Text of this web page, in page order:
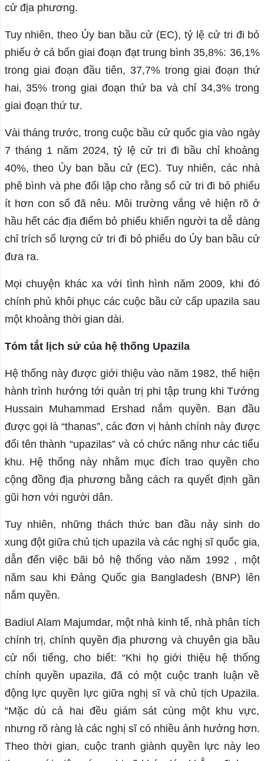
cử địa phương.
Tuy nhiên, theo Ủy ban bầu cử (EC), tỷ lệ cử tri đi bỏ
phiếu ở cả bốn giai đoạn đạt trung bình 35,8%: 36,1%
trong giai đoạn đầu tiên, 37,7% trong giai đoạn thứ
hai, 35% trong giai đoạn thứ ba và chỉ 34,3% trong
giai đoạn thứ tư.
Vài tháng trước, trong cuộc bầu cử quốc gia vào ngày
7 tháng 1 năm 2024, tỷ lệ cử tri đi bầu chỉ khoảng
40%, theo Ủy ban bầu cử (EC). Tuy nhiên, các nhà
phê bình và phe đối lập cho rằng số cử tri đi bỏ phiếu
ít hơn con số đã nêu. Môi trường vắng vẻ hiện rõ ở
hầu hết các địa điểm bỏ phiếu khiến người ta dễ dàng
chỉ trích số lượng cử tri đi bỏ phiếu do Ủy ban bầu cử
đưa ra.
Mọi chuyện khác xa với tình hình năm 2009, khi đó
chính phủ khôi phục các cuộc bầu cử cấp upazila sau
một khoảng thời gian dài.
Tóm tắt lịch sử của hệ thống Upazila
Hệ thống này được giới thiệu vào năm 1982, thể hiện
hành trình hướng tới quản trị phi tập trung khi Tướng
Hussain Muhammad Ershad nắm quyền. Ban đầu
được gọi là “thanas”, các đơn vị hành chính này được
đổi tên thành “upazilas” và có chức năng như các tiểu
khu. Hệ thống này nhằm mục đích trao quyền cho
cộng đồng địa phương bằng cách ra quyết định gần
gũi hơn với người dân.
Tuy nhiên, những thách thức ban đầu nảy sinh do
xung đột giữa chủ tịch upazila và các nghị sĩ quốc gia,
dẫn đến việc bãi bỏ hệ thống vào năm 1992 , một
năm sau khi Đảng Quốc gia Bangladesh (BNP) lên
nắm quyền.
Badiul Alam Majumdar, một nhà kinh tế, nhà phân tích
chính trị, chính quyền địa phương và chuyên gia bầu
cử nổi tiếng, cho biết: “Khi họ giới thiệu hệ thống
chính quyền upazila, đã có một cuộc tranh luận về
động lực quyền lực giữa nghị sĩ và chủ tịch Upazila.
“Mặc dù cả hai đều giám sát cùng một khu vực,
nhưng rõ ràng là các nghị sĩ có nhiều ảnh hưởng hơn.
Theo thời gian, cuộc tranh giành quyền lực này leo